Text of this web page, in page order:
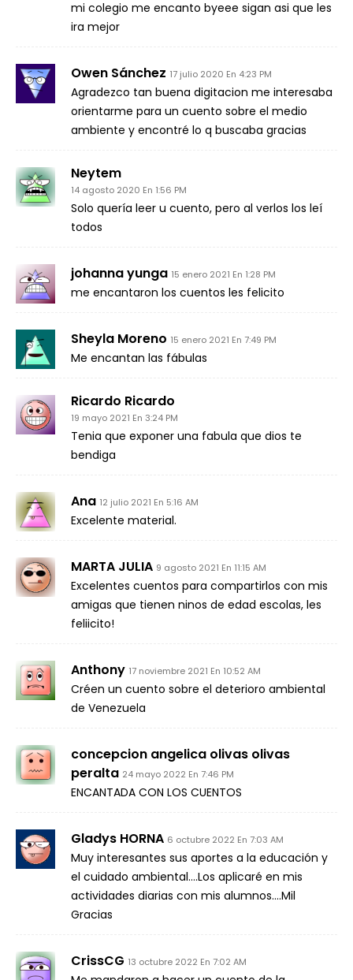
mi colegio me encanto byeee sigan asi que les
ira mejor
Owen Sánchez 17 julio 2020 En 4:23 PM
Agradezco tan buena digitacion me interesaba
orientarme para un cuento sobre el medio
ambiente y encontré lo q buscaba gracias
Neytem
14 agosto 2020 En 1:56 PM
Solo quería leer u cuento, pero al verlos los leí
todos
johanna yunga 15 enero 2021 En 1:28 PM
me encantaron los cuentos les felicito
Sheyla Moreno 15 enero 2021 En 7:49 PM
Me encantan las fábulas
Ricardo Ricardo
19 mayo 2021 En 3:24 PM
Tenia que exponer una fabula que dios te
bendiga
Ana 12 julio 2021 En 5:16 AM
Excelente material.
MARTA JULIA 9 agosto 2021 En 11:15 AM
Excelentes cuentos para compartirlos con mis
amigas que tienen ninos de edad escolas, les
feliicito!
Anthony 17 noviembre 2021 En 10:52 AM
Créen un cuento sobre el deterioro ambiental
de Venezuela
concepcion angelica olivas olivas
peralta 24 mayo 2022 En 7:46 PM
ENCANTADA CON LOS CUENTOS
Gladys HORNA 6 octubre 2022 En 7:03 AM
Muy interesantes sus aportes a la educación y
el cuidado ambiental….Los aplicaré en mis
actividades diarias con mis alumnos….Mil
Gracias
CrissCG 13 octubre 2022 En 7:02 AM